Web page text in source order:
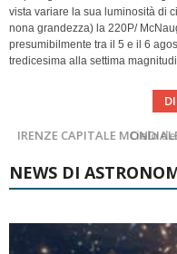
vista variare la sua luminosità di
nona grandezza) la 220P/
presumibilmente tra il 5 e il 6
tredicesima alla settima
Cielo del
SUPERNOVAE
NEWS DI